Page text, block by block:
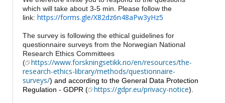
which will take about 3-5 min. Please follow the
link: https://forms.gle/X82dz6n48aPw3yHz5
The survey is following the ethical guidelines for
questionnaire surveys from the Norwegian National
Research Ethics Committees
(
https://www.forskningsetikk.no/en/resources/the-
research-ethics-library/methods/questionnaire-
surveys/) and according to the General Data Protection
Regulation - GDPR (
https://gdpr.eu/privacy-notice).